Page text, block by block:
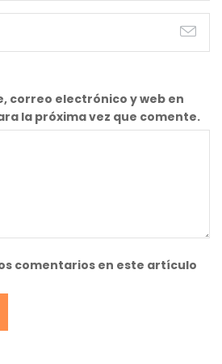
correo electrónico y web en
la próxima vez que comente.
comentarios en este artículo